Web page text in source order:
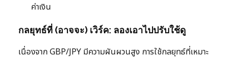
ค่าเงิน
กลยุทธ์ที่ (อาจจะ) เวิร์ค: ลองเอาไปปรับใช้ดู
เนื่องจาก GBP/JPY มีความผันผวนสูง การใช้กลยุทธ์ที่เหมาะ